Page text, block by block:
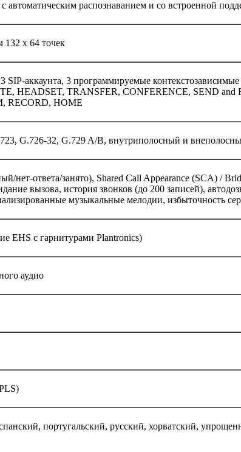
распознаванием и со встроенной
132 x 64 точек
SIP-аккаунта, 3 программируемые
HEADSET, TRANSFER, CONFERENCE, SEND
RECORD, HOME
G.726-32, G.729 A/B, внутриполосный и
нет-ответа/занято), Shared Call Appearance (SCA) /
вызова, история звонков (до 200 записей),
музыкальные мелодии, избыточность
EHS с гарнитурами Plantronics)
аудио
португальский, русский, хорватский,